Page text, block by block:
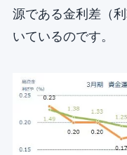
源である金利差（
いているのです。